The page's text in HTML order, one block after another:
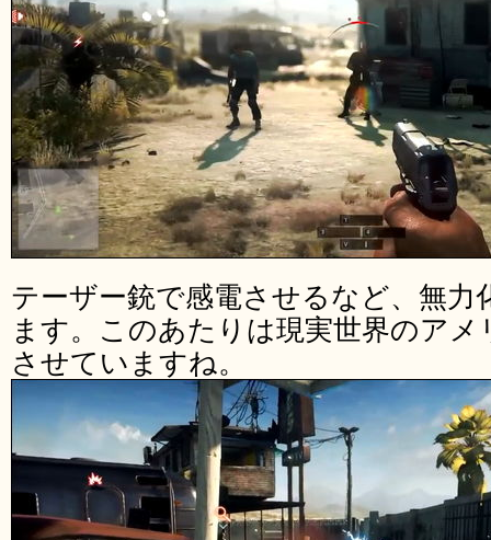
テーザー銃で感電させるなど、無力
ます。このあたりは現実世界のア
させていますね。